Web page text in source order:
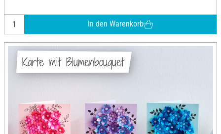
In den Warenkorb
Karte mit Blumenbouquet